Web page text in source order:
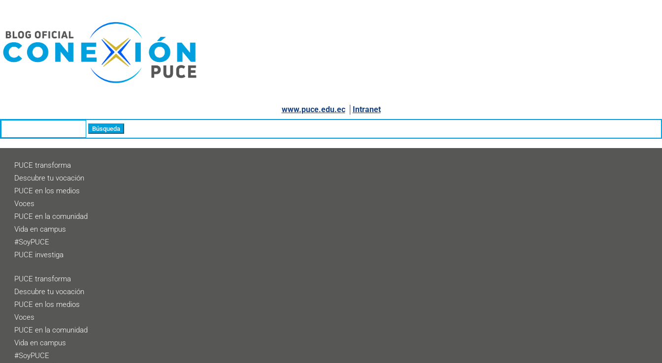
www.puce.edu.ec│ Intranet
PUCE transforma
Descubre tu vocación
PUCE en los medios
Voces
PUCE en la comunidad
Vida en campus
#SoyPUCE
PUCE investiga
PUCE transforma
Descubre tu vocación
PUCE en los medios
Voces
PUCE en la comunidad
Vida en campus
#SoyPUCE